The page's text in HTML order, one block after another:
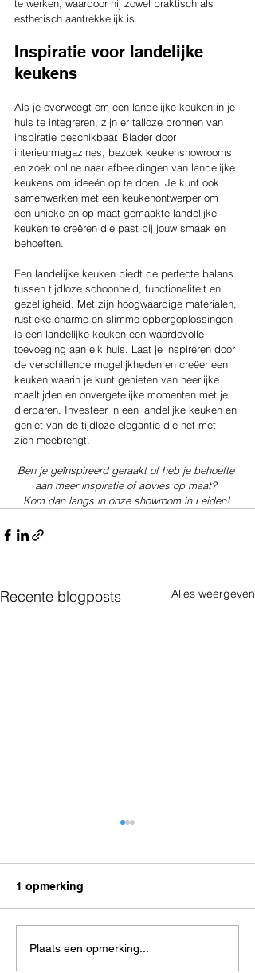
te werken, waardoor hij zowel praktisch als
esthetisch aantrekkelijk is.
Inspiratie voor landelijke
keukens
Als je overweegt om een landelijke keuken in je
huis te integreren, zijn er talloze bronnen van
inspiratie beschikbaar. Blader door
interieurmagazines, bezoek keukenshowrooms
en zoek online naar afbeeldingen van landelijke
keukens om ideeën op te doen. Je kunt ook
samenwerken met een keukenontwerper om
een unieke en op maat gemaakte landelijke
keuken te creëren die past bij jouw smaak en
behoeften.
Een landelijke keuken biedt de perfecte balans
tussen tijdloze schoonheid, functionaliteit en
gezelligheid. Met zijn hoogwaardige materialen,
rustieke charme en slimme opbergoplossingen
is een landelijke keuken een waardevolle
toevoeging aan elk huis. Laat je inspireren door
de verschillende mogelijkheden en creëer een
keuken waarin je kunt genieten van heerlijke
maaltijden en onvergetelijke momenten met je
dierbaren. Investeer in een landelijke keuken en
geniet van de tijdloze elegantie die het met
zich meebrengt.
Ben je geïnspireerd geraakt of heb je behoefte
aan meer inspiratie of advies op maat?
Kom dan langs in onze showroom in Leiden!
Recente blogposts Alles weergeven
1 opmerking
Plaats een opmerking...